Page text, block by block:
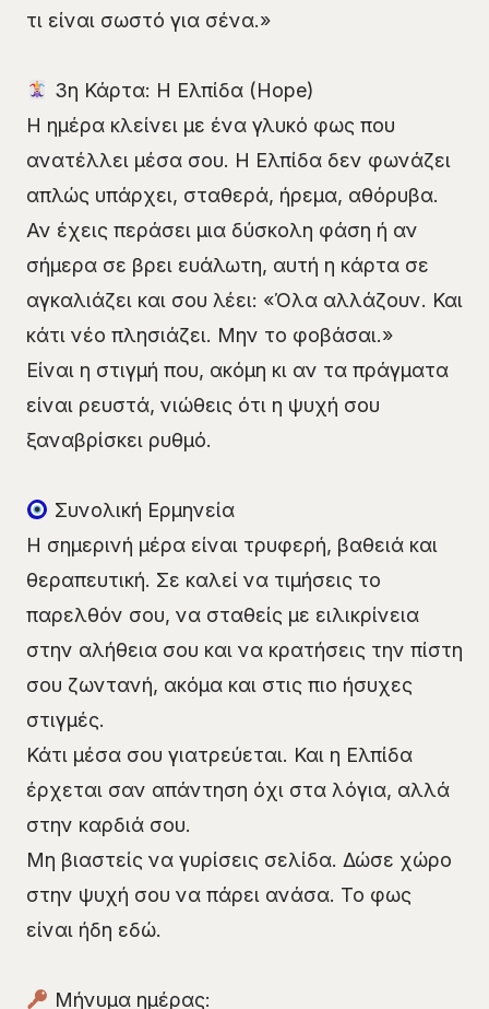
τι είναι σωστό για σένα.»
3η Κάρτα: Η Ελπίδα (Hope)
Η ημέρα κλείνει με ένα γλυκό φως που
ανατέλλει μέσα σου. Η Ελπίδα δεν φωνάζει
απλώς υπάρχει, σταθερά, ήρεμα, αθόρυβα.
Αν έχεις περάσει μια δύσκολη φάση ή αν
σήμερα σε βρει ευάλωτη, αυτή η κάρτα σε
αγκαλιάζει και σου λέει: «Όλα αλλάζουν. Και
κάτι νέο πλησιάζει. Μην το φοβάσαι.»
Είναι η στιγμή που, ακόμη κι αν τα πράγματα
είναι ρευστά, νιώθεις ότι η ψυχή σου
ξαναβρίσκει ρυθμό.
Συνολική Ερμηνεία
Η σημερινή μέρα είναι τρυφερή, βαθειά και
θεραπευτική. Σε καλεί να τιμήσεις το
παρελθόν σου, να σταθείς με ειλικρίνεια
στην αλήθεια σου και να κρατήσεις την πίστη
σου ζωντανή, ακόμα και στις πιο ήσυχες
στιγμές.
Κάτι μέσα σου γιατρεύεται. Και η Ελπίδα
έρχεται σαν απάντηση όχι στα λόγια, αλλά
στην καρδιά σου.
Μη βιαστείς να γυρίσεις σελίδα. Δώσε χώρο
στην ψυχή σου να πάρει ανάσα. Το φως
είναι ήδη εδώ.
Μήνυμα ημέρας: